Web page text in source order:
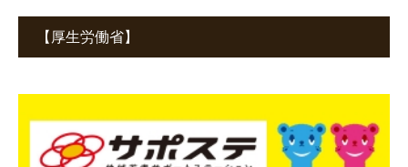
【厚生労働省】